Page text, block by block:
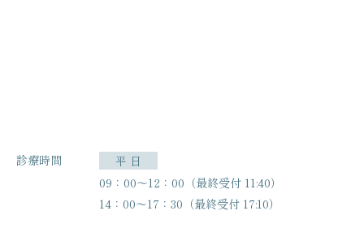
診療時間
平 日
09：00〜12：00（最終受付 11:40）
14：00〜17：30（最終受付 17:10）